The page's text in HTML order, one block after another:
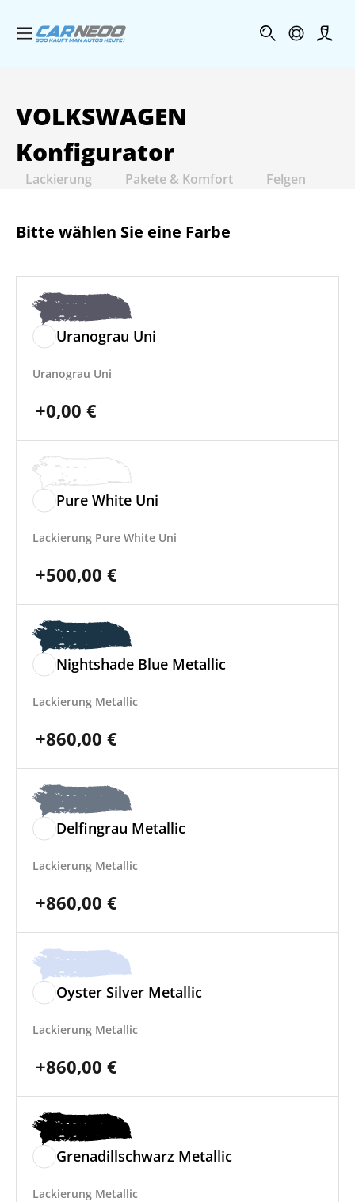
Menü öffnen
VOLKSWAGEN
Konfigurator
Lackierung Pakete & Komfort Felgen
Bitte wählen Sie eine Farbe
Uranograu Uni
Uranograu Uni
+0,00 €
Pure White Uni
Lackierung Pure White Uni
+500,00 €
Nightshade Blue Metallic
Lackierung Metallic
+860,00 €
Delfingrau Metallic
Lackierung Metallic
+860,00 €
Oyster Silver Metallic
Lackierung Metallic
+860,00 €
Grenadillschwarz Metallic
Lackierung Metallic